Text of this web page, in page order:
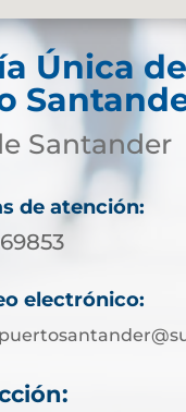
Única de
Santander
de atención:
electrónico: